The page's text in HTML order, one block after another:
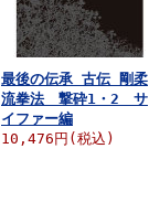
最後の伝承 古伝 剛柔
流拳法 撃砕1・2 サ
イファー編
10,476円(税込)